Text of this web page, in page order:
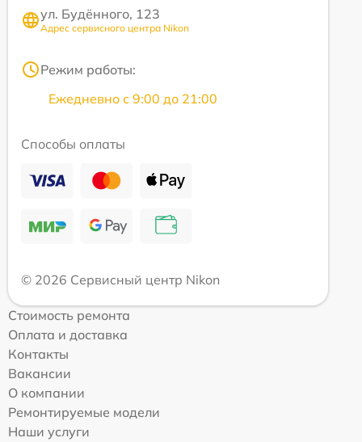
ул. Будённого, 123
Адрес сервисного центра Nikon
Режим работы:
Ежедневно с 9:00 до 21:00
Способы оплаты
© 2026 Сервисный центр Nikon
Стоимость ремонта
Оплата и доставка
Контакты
Вакансии
О компании
Ремонтируемые модели
Наши услуги